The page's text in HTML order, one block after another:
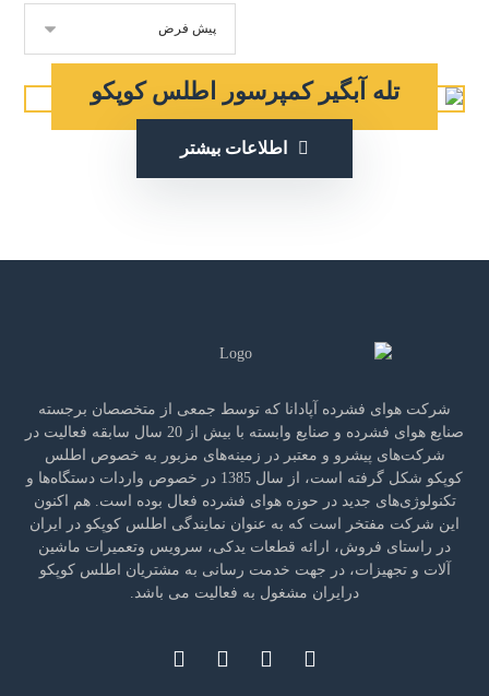
تله آبگیر کمپرسور اطلس کوپکو
اطلاعات بیشتر
شرکت هوای فشرده آپادانا که توسط جمعی از متخصصان برجسته
صنایع هوای فشرده و صنایع وابسته با بیش از 20 سال سابقه فعالیت در
شرکت‌های پیشرو و معتبر در زمینه‌های مزبور به خصوص اطلس
کوپکو شکل گرفته است، از سال 1385 در خصوص واردات دستگاه‌ها و
تکنولوژی‌های جدید در حوزه هوای فشرده فعال بوده است. هم اکنون
این شرکت مفتخر است که به عنوان نمایندگی اطلس کوپکو در ایران
در راستای فروش، ارائه قطعات یدکی، سرویس وتعمیرات ماشین
آلات و تجهیزات، در جهت خدمت رسانی به مشتریان اطلس کوپکو
درایران مشغول به فعالیت می باشد.